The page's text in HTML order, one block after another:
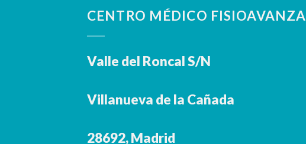
CENTRO MÉDICO FISIOAVANZA
Valle del Roncal S/N
Villanueva de la Cañada
28692, Madrid